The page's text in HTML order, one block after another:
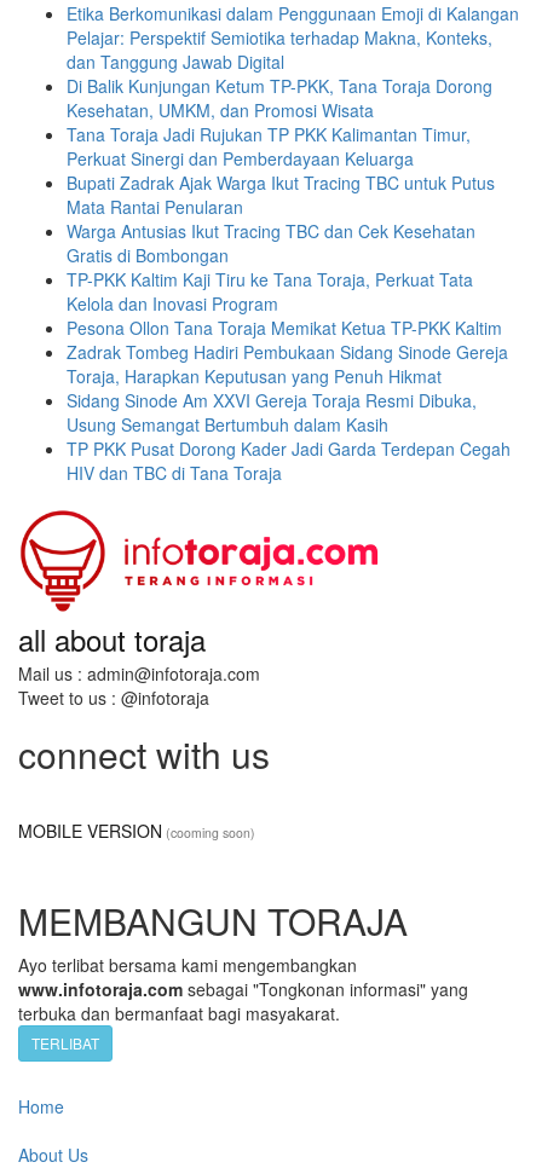
Etika Berkomunikasi dalam Penggunaan Emoji di Kalangan
Pelajar: Perspektif Semiotika terhadap Makna, Konteks,
dan Tanggung Jawab Digital
Di Balik Kunjungan Ketum TP-PKK, Tana Toraja Dorong
Kesehatan, UMKM, dan Promosi Wisata
Tana Toraja Jadi Rujukan TP PKK Kalimantan Timur,
Perkuat Sinergi dan Pemberdayaan Keluarga
Bupati Zadrak Ajak Warga Ikut Tracing TBC untuk Putus
Mata Rantai Penularan
Warga Antusias Ikut Tracing TBC dan Cek Kesehatan
Gratis di Bombongan
TP-PKK Kaltim Kaji Tiru ke Tana Toraja, Perkuat Tata
Kelola dan Inovasi Program
Pesona Ollon Tana Toraja Memikat Ketua TP-PKK Kaltim
Zadrak Tombeg Hadiri Pembukaan Sidang Sinode Gereja
Toraja, Harapkan Keputusan yang Penuh Hikmat
Sidang Sinode Am XXVI Gereja Toraja Resmi Dibuka,
Usung Semangat Bertumbuh dalam Kasih
TP PKK Pusat Dorong Kader Jadi Garda Terdepan Cegah
HIV dan TBC di Tana Toraja
all about toraja
Mail us : admin@infotoraja.com
Tweet to us : @infotoraja
connect with us
MOBILE VERSION (cooming soon)
MEMBANGUN TORAJA
Ayo terlibat bersama kami mengembangkan
www.infotoraja.com sebagai "Tongkonan informasi" yang
terbuka dan bermanfaat bagi masyakarat.
TERLIBAT
Home
About Us